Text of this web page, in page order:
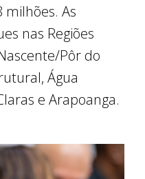
milhões. As
nas Regiões
Pôr do
Água
e Arapoanga.